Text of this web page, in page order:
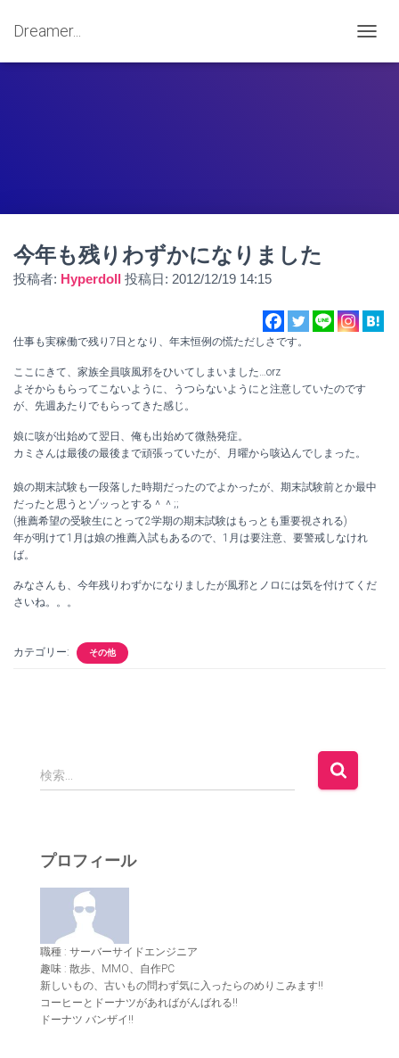
Dreamer...
ビ
替
今年も残りわずかになりました
投稿者: Hyperdoll 投稿日: 2012/12/19 14:15
仕事も実稼働で残り7日となり、年末恒例の慌ただしさです。
ここにきて、家族全員咳風邪をひいてしまいました…orz
よそからもらってこないように、うつらないようにと注意していたのです
が、先週あたりでもらってきた感じ。
娘に咳が出始めて翌日、俺も出始めて微熱発症。
カミさんは最後の最後まで頑張っていたが、月曜から咳込んでしまった。
娘の期末試験も一段落した時期だったのでよかったが、期末試験前とか最中
だったと思うとゾッっとする＾＾;;
(推薦希望の受験生にとって2学期の期末試験はもっとも重要視される)
年が明けて1月は娘の推薦入試もあるので、1月は要注意、要警戒しなけれ
ば。
みなさんも、今年残りわずかになりましたが風邪とノロには気を付けてくだ
さいね。。。
カテゴリー: その他
検
索
検索…
プロフィール
職種 : サーバーサイドエンジニア
趣味 : 散歩、MMO、自作PC
新しいもの、古いもの問わず気に入ったらのめりこみます!!
コーヒーとドーナツがあればがんばれる!!
ドーナツ バンザイ!!